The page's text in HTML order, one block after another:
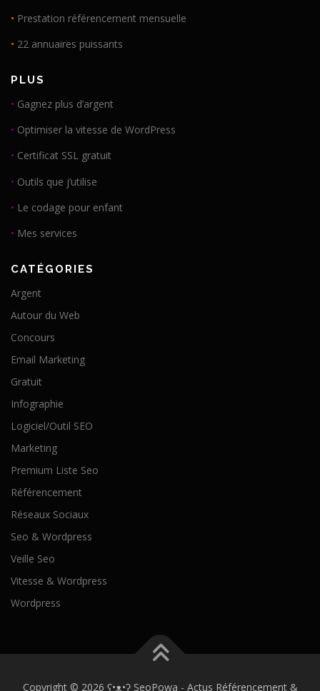
• Prestation référencement mensuelle
• 22 annuaires puissants
PLUS
• Gagnez plus d’argent
• Optimiser la vitesse de WordPress
• Certificat SSL gratuit
• Outils que j’utilise
• Le codage pour enfant
• Mes services
CATÉGORIES
Argent
Autour du Web
Concours
Email Marketing
Gratuit
Infographie
Logiciel/Outil SEO
Marketing
Premium Liste Seo
Référencement
Réseaux Sociaux
Seo & Wordpress
Veille Seo
Vitesse & Wordpress
Wordpress
Copyright © 2026 ʕ•ᴥ•ʔ SeoPowa - Actus Référencement &